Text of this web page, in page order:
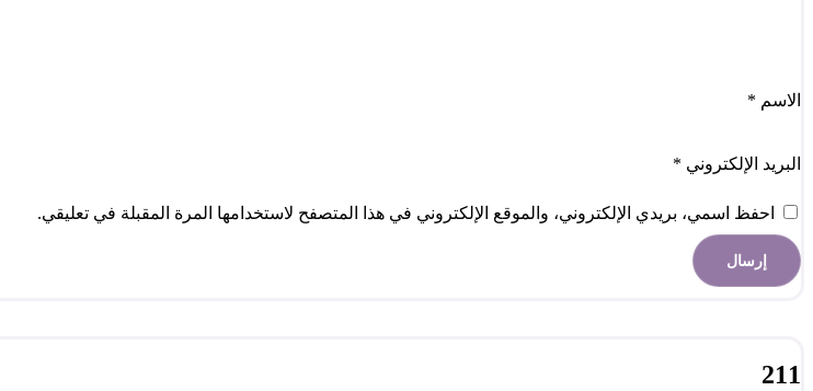
الاسم *
البريد الإلكتروني *
احفظ اسمي، بريدي الإلكتروني، والموقع الإلكتروني في هذا المتصفح لاستخدامها المرة المقبلة في تعليقي.
211